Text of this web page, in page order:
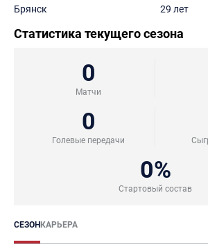
Брянск 29 лет
Статистика текущего сезона
0
Матчи
0
Голевые передачи
0%
Стартовый состав
СЕЗОНКАРЬЕРА